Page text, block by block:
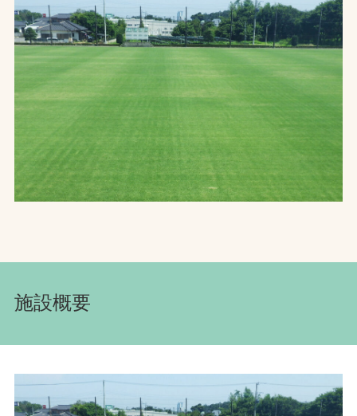
プライバシーポリシー
ソーシャルメディアポリシー
文字の見えづらさや操作にお困りの方へ
施設概要